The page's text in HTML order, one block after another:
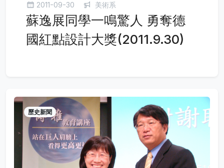
2011-09-30 美術系
蘇逸展同學一鳴驚人 勇奪德
國紅點設計大獎(2011.9.30)
歷史新聞